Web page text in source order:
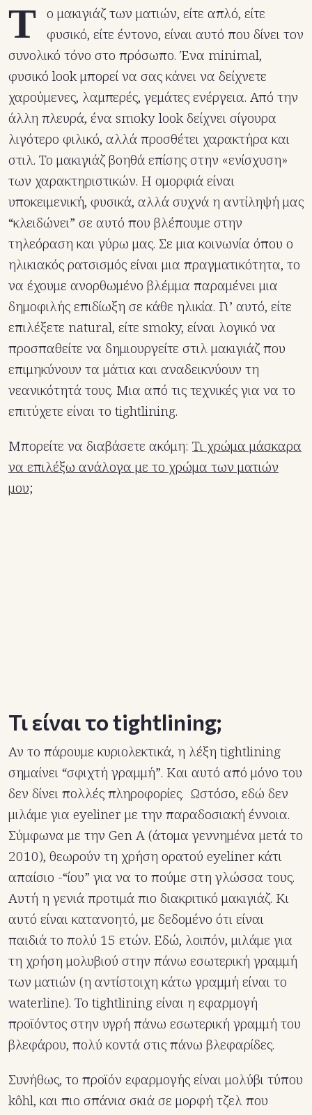
Τ ο μακιγιάζ των ματιών, είτε απλό, είτε
φυσικό, είτε έντονο, είναι αυτό που δίνει τον
συνολικό τόνο στο πρόσωπο. Ένα minimal,
φυσικό look μπορεί να σας κάνει να δείχνετε
χαρούμενες, λαμπερές, γεμάτες ενέργεια. Από την
άλλη πλευρά, ένα smoky look δείχνει σίγουρα
λιγότερο φιλικό, αλλά προσθέτει χαρακτήρα και
στιλ. Το μακιγιάζ βοηθά επίσης στην «ενίσχυση»
των χαρακτηριστικών. Η ομορφιά είναι
υποκειμενική, φυσικά, αλλά συχνά η αντίληψή μας
“κλειδώνει” σε αυτό που βλέπουμε στην
τηλεόραση και γύρω μας. Σε μια κοινωνία όπου ο
ηλικιακός ρατσισμός είναι μια πραγματικότητα, το
να έχουμε ανορθωμένο βλέμμα παραμένει μια
δημοφιλής επιδίωξη σε κάθε ηλικία. Γι’ αυτό, είτε
επιλέξετε natural, είτε smoky, είναι λογικό να
προσπαθείτε να δημιουργείτε στιλ μακιγιάζ που
επιμηκύνουν τα μάτια και αναδεικνύουν τη
νεανικότητά τους. Μια από τις τεχνικές για να το
επιτύχετε είναι το tightlining.
Μπορείτε να διαβάσετε ακόμη: Τι χρώμα μάσκαρα
να επιλέξω ανάλογα με το χρώμα των ματιών
μου;
Τι είναι το tightlining;
Αν το πάρουμε κυριολεκτικά, η λέξη tightlining
σημαίνει “σφιχτή γραμμή”. Και αυτό από μόνο του
δεν δίνει πολλές πληροφορίες. Ωστόσο, εδώ δεν
μιλάμε για eyeliner με την παραδοσιακή έννοια.
Σύμφωνα με την Gen A (άτομα γεννημένα μετά το
2010), θεωρούν τη χρήση ορατού eyeliner κάτι
απαίσιο -“ίου” για να το πούμε στη γλώσσα τους.
Αυτή η γενιά προτιμά πιο διακριτικό μακιγιάζ. Κι
αυτό είναι κατανοητό, με δεδομένο ότι είναι
παιδιά το πολύ 15 ετών. Εδώ, λοιπόν, μιλάμε για
τη χρήση μολυβιού στην πάνω εσωτερική γραμμή
των ματιών (η αντίστοιχη κάτω γραμμή είναι το
waterline). Το tightlining είναι η εφαρμογή
προϊόντος στην υγρή πάνω εσωτερική γραμμή του
βλεφάρου, πολύ κοντά στις πάνω βλεφαρίδες.
Συνήθως, το προϊόν εφαρμογής είναι μολύβι τύπου
kôhl, και πιο σπάνια σκιά σε μορφή τζελ που